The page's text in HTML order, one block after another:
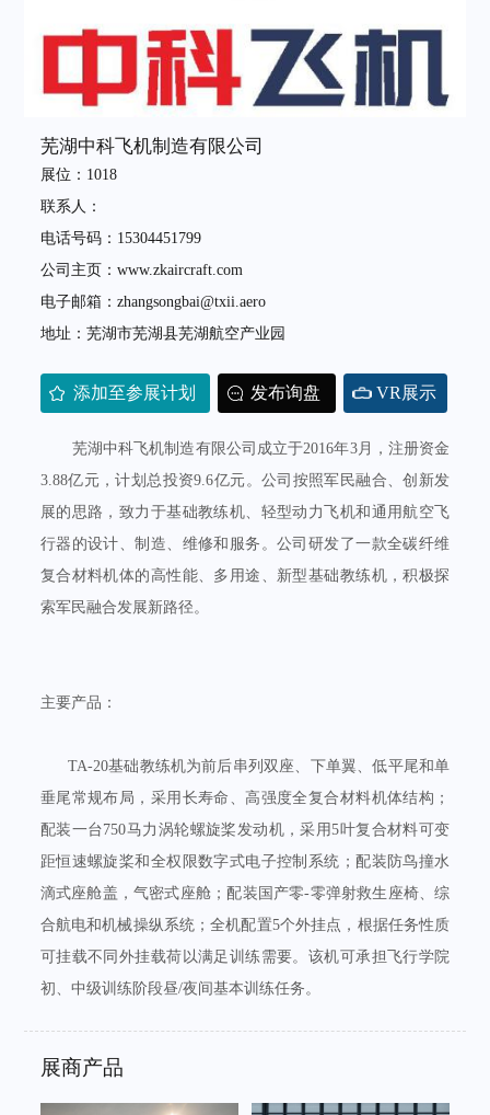
芜湖中科飞机制造有限公司
展位：1018
联系人：
电话号码：15304451799
公司主页：www.zkaircraft.com
电子邮箱：zhangsongbai@txii.aero
地址：芜湖市芜湖县芜湖航空产业园
添加至参展计划 发布询盘 VR展示
芜湖中科飞机制造有限公司成立于2016年3月，注册资金
3.88亿元，计划总投资9.6亿元。公司按照军民融合、创新发
展的思路，致力于基础教练机、轻型动力飞机和通用航空飞
行器的设计、制造、维修和服务。公司研发了一款全碳纤维
复合材料机体的高性能、多用途、新型基础教练机，积极探
索军民融合发展新路径。
主要产品：
TA-20基础教练机为前后串列双座、下单翼、低平尾和单
垂尾常规布局，采用长寿命、高强度全复合材料机体结构；
配装一台750马力涡轮螺旋桨发动机，采用5叶复合材料可变
距恒速螺旋桨和全权限数字式电子控制系统；配装防鸟撞水
滴式座舱盖，气密式座舱；配装国产零-零弹射救生座椅、综
合航电和机械操纵系统；全机配置5个外挂点，根据任务性质
可挂载不同外挂载荷以满足训练需要。该机可承担飞行学院
初、中级训练阶段昼/夜间基本训练任务。
展商产品